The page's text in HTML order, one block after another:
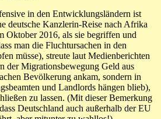
in den Entwicklungsländern ist
deutsche Kanzlerin-Reise nach Afrika
Oktober 2016, als sie begriffen und
man die Fluchtursachen in den
müsse), streute laut Medienberichten
der Migrationsbewegung Geld aus
Bevölkerung ankam, sondern in
und Landlords hängen blieb),
zu lassen. (Mit dieser Bemerkung
Deutschland auch außerhalb der EU